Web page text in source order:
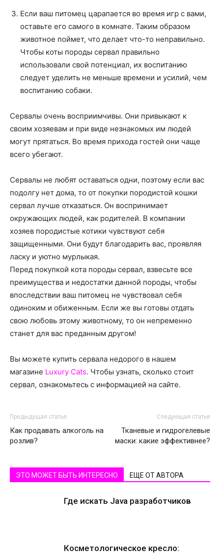
Если ваш питомец царапается во время игр с вами,
оставьте его самого в комнате. Таким образом
животное поймет, что делает что-то неправильно.
Чтобы коты породы сервал правильно
использовали свой потенциал, их воспитанию
следует уделить не меньше времени и усилий, чем
воспитанию собаки.
Сервалы очень восприимчивы. Они привыкают к
своим хозяевам и при виде незнакомых им людей
могут прятаться. Во время прихода гостей они чаще
всего убегают.
Сервалы не любят оставаться одни, поэтому если вас
подолгу нет дома, то от покупки породистой кошки
сервал лучше отказаться. Он воспринимает
окружающих людей, как родителей. В компании
хозяев породистые котики чувствуют себя
защищенными. Они будут благодарить вас, проявляя
ласку и уютно мурлыкая.
Перед покупкой кота породы сервал, взвесьте все
преимущества и недостатки данной породы, чтобы
впоследствии ваш питомец не чувствовал себя
одиноким и обиженным. Если же вы готовы отдать
свою любовь этому животному, то он непременно
станет для вас преданным другом!
Вы можете купить сервала недорого в нашем
магазине Luxury Cats. Чтобы узнать, сколько стоит
сервал, ознакомьтесь с информацией на сайте.
Предыдущая статья
Как продавать алкоголь на
розлив?
Следующая статья
Тканевые и гидрогелевые
маски: какие эффективнее?
ЭТО МОЖЕТ БЫТЬ ИНТЕРЕСНО ЕЩЕ ОТ АВТОРА
Где искать Java разработчиков
Косметологическое кресло: